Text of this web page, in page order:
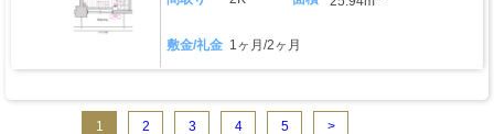
敷金/礼金 1ヶ月/2ヶ月
1 2 3 4 5 >